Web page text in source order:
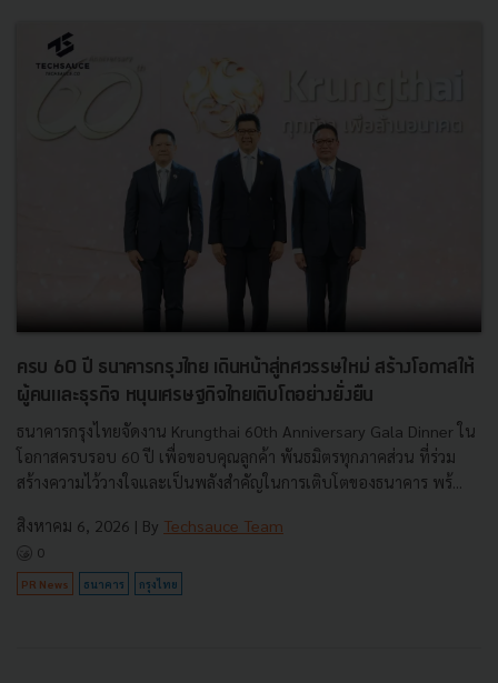
ครบ 60 ปี ธนาคารกรุงไทย เดินหน้าสู่ทศวรรษใหม่ สร้างโอกาสให้
ผู้คนและธุรกิจ หนุนเศรษฐกิจไทยเติบโตอย่างยั่งยืน
ธนาคารกรุงไทยจัดงาน Krungthai 60th Anniversary Gala Dinner ใน
โอกาสครบรอบ 60 ปี เพื่อขอบคุณลูกค้า พันธมิตรทุกภาคส่วน ที่ร่วม
สร้างความไว้วางใจและเป็นพลังสำคัญในการเติบโตของธนาคาร พร้...
สิงหาคม 6, 2026 | By Techsauce Team
0
PR News ธนาคาร กรุงไทย